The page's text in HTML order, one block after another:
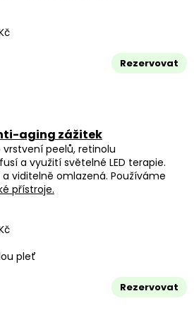
Rezervovat
aging zážitek
peelů, retinolu
a využití světelné LED terapie.
viditelně omlazená. Používáme
přístroje.
pleť
Rezervovat